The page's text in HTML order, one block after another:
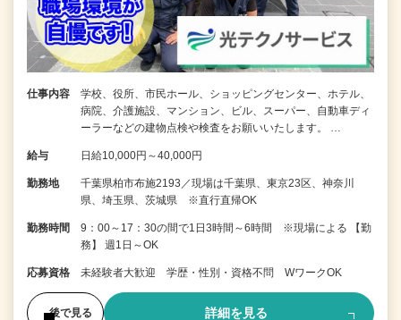
仕事内容
学校、役所、市民ホール、ショッピングセンター、ホテル、
病院、介護施設、マンション、ビル、スーパー、自動車ディ
ーラーなどの建物点検や検査をお願いいたします。 …
給与 日給10,000円～40,000円
勤務地
千葉県柏市布施2193／現場は千葉県、東京23区、神奈川
県、埼玉県、茨城県 ※直行直帰OK
勤務時間
9：00～17：30の間で1日3時間～6時間 ※現場による 【勤
務】 週1日～OK
応募資格 未経験者大歓迎 学歴・性別・資格不問 WワークOK
後で見る 詳細を見る